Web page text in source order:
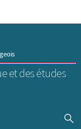
et des études